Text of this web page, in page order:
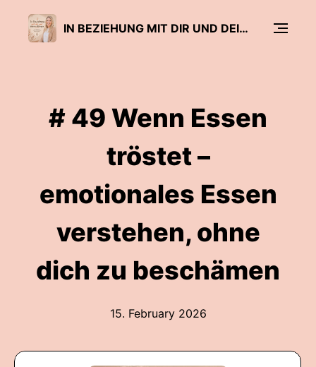
IN BEZIEHUNG MIT DIR UND DEINEM KÖRPER - DER PODCAST FÜR INTUITIVE ERNÄHRUNG & KÖRPERAKZEPTANZ
# 49 Wenn Essen
tröstet –
emotionales Essen
verstehen, ohne
dich zu beschämen
15. February 2026